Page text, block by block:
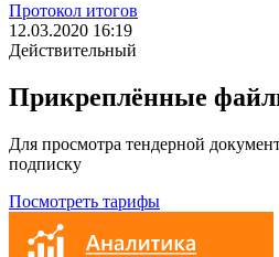
Протокол итогов
12.03.2020 16:19
Действительный
Прикреплённые
Для просмотра тендерной
подписку
Посмотреть тарифы